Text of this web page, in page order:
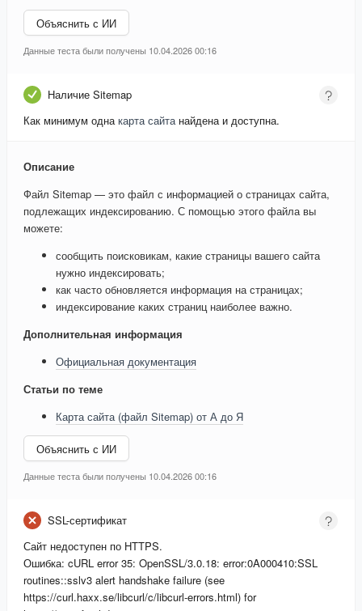
Объяснить с ИИ
Данные теста были получены 10.04.2026 00:16
Наличие Sitemap
Как минимум однакарта сайтанайдена и доступна.
Описание
Файл Sitemap — это файл с информацией о страницах сайта,
подлежащих индексированию. С помощью этого файла вы
можете:
сообщить поисковикам, какие страницы вашего сайта
нужно индексировать;
как часто обновляется информация на страницах;
индексирование каких страниц наиболее важно.
Дополнительная информация
Официальная документация
Статьи по теме
Карта сайта (файл Sitemap) от А до Я
Объяснить с ИИ
Данные теста были получены 10.04.2026 00:16
SSL-сертификат
Сайт недоступен по HTTPS.
Ошибка: cURL error 35: OpenSSL/3.0.18: error:0A000410:SSL
routines::sslv3 alert handshake failure (see
https://curl.haxx.se/libcurl/c/libcurl-errors.html) for